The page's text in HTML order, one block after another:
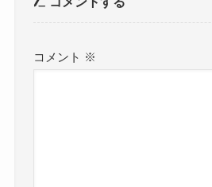
コメント ※